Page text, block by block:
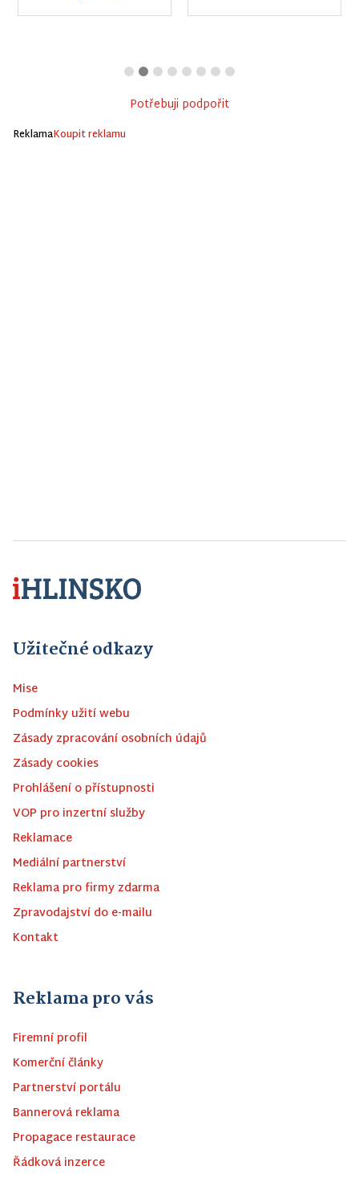
Potřebuji podpořit
ReklamaKoupit reklamu
Užitečné odkazy
Mise
Podmínky užití webu
Zásady zpracování osobních údajů
Zásady cookies
Prohlášení o přístupnosti
VOP pro inzertní služby
Reklamace
Mediální partnerství
Reklama pro firmy zdarma
Zpravodajství do e-mailu
Kontakt
Reklama pro vás
Firemní profil
Komerční články
Partnerství portálu
Bannerová reklama
Propagace restaurace
Řádková inzerce